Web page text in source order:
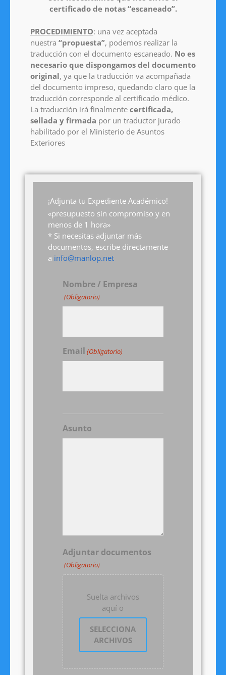
certificado de notas “escaneado”.
PROCEDIMIENTO: una vez aceptada
nuestra “propuesta”, podemos realizar la
traducción con el documento escaneado. No es
necesario que dispongamos del documento
original, ya que la traducción va acompañada
del documento impreso, quedando claro que la
traducción corresponde al certificado médico.
La traducción irá finalmente certificada,
sellada y firmada por un traductor jurado
habilitado por el Ministerio de Asuntos
Exteriores
¡Adjunta tu Expediente Académico!
«presupuesto sin compromiso y en
menos de 1 hora»
* Si necesitas adjuntar más
documentos, escribe directamente
a info@manlop.net
Nombre / Empresa
(Obligatorio)
Email (Obligatorio)
Asunto
Adjuntar documentos
(Obligatorio)
Suelta archivos
aquí o
SELECCIONA
ARCHIVOS